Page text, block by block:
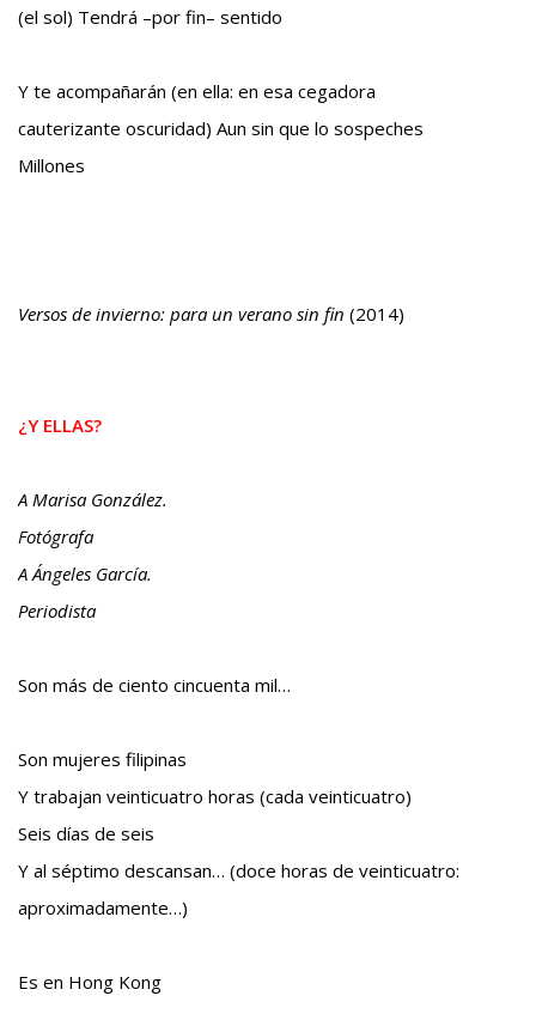
(el sol) Tendrá –por fin– sentido
Y te acompañarán (en ella: en esa cegadora
cauterizante oscuridad) Aun sin que lo sospeches
Millones
Versos de invierno: para un verano sin fin (2014)
¿Y ELLAS?
A Marisa González.
Fotógrafa
A Ángeles García.
Periodista
Son más de ciento cincuenta mil…
Son mujeres filipinas
Y trabajan veinticuatro horas (cada veinticuatro)
Seis días de seis
Y al séptimo descansan… (doce horas de veinticuatro:
aproximadamente…)
Es en Hong Kong